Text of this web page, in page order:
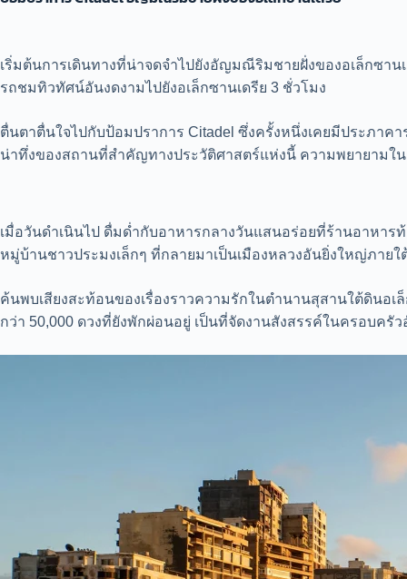
เริ่มต้นการเดินทางที่น่าจดจำไปยังอัญมณีริมชายฝั่งของอเล็กซาน
รถชมทิวทัศน์อันงดงามไปยังอเล็กซานเดรีย 3 ชั่วโมง
ตื่นตาตื่นใจไปกับป้อมปราการ Citadel ซึ่งครั้งหนึ่งเคยมีประภาค
น่าทึ่งของสถานที่สำคัญทางประวัติศาสตร์แห่งนี้ ความพยายามใ
เมื่อวันดำเนินไป ดื่มด่ำกับอาหารกลางวันแสนอร่อยที่ร้านอาหาร
หมู่บ้านชาวประมงเล็กๆ ที่กลายมาเป็นเมืองหลวงอันยิ่งใหญ่ภาย
ค้นพบเสียงสะท้อนของเรื่องราวความรักในตำนานสุสานใต้ดินอ
กว่า 50,000 ดวงที่ยังพักผ่อนอยู่ เป็นที่จัดงานสังสรรค์ในครอบค